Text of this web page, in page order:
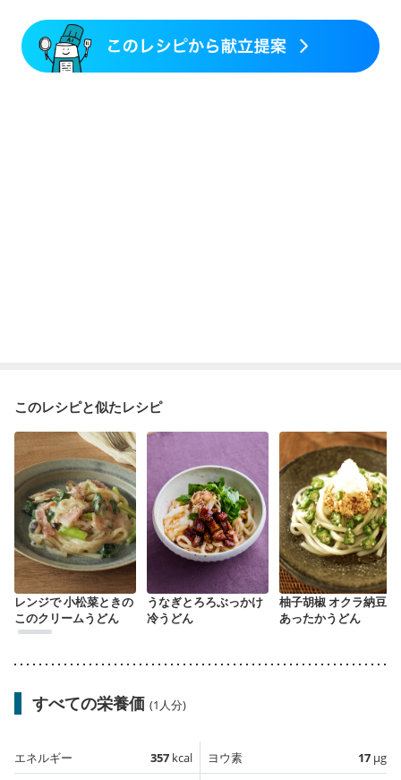
乳がん治療を終えた方・経過観察中の方など
妊娠中(初期)
妊婦健診・体重増加が気になる（初期）
妊婦健診・血圧が気になる（初期）
このレシピと似たレシピ
レンジで 小松菜ときの
このクリームうどん
うなぎとろろぶっかけ
冷うどん
柚子胡椒 オクラ納豆の
あったかうどん
すべての栄養価 (1人分)
エネルギー 357 kcal
ヨウ素 17 µg